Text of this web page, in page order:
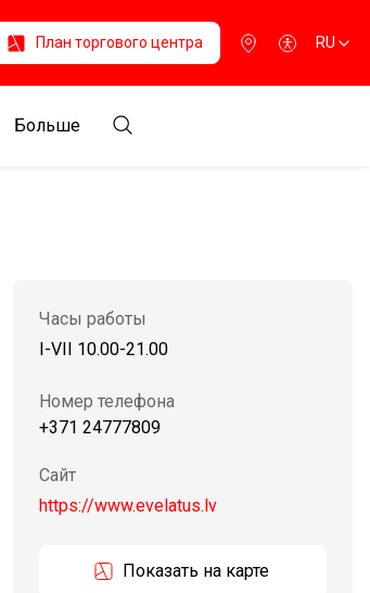
План торгового центра RU
Больше
Часы работы
I-VII 10.00-21.00
Номер телефона
+371 24777809
Сайт
https://www.evelatus.lv
Показать на карте